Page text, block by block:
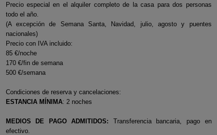
Precio especial en el alquiler completo de la casa para dos personas
todo el año.
(A excepción de Semana Santa, Navidad, julio, agosto y puentes
nacionales)
Precio con IVA incluido:
85 €/noche
170 €/fin de semana
500 €/semana
Condiciones de reserva y cancelaciones:
ESTANCIA MÍNIMA: 2 noches
MEDIOS DE PAGO ADMITIDOS: Transferencia bancaria, pago en
efectivo.